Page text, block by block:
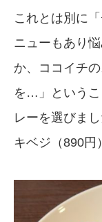
これとは別に
ニューもあり
か、ココイチ
を…」というこ
レーを選びま
キベジ（890円